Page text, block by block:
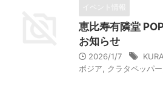
イベント情報
恵比寿有隣堂
お知らせ
2026/1/7
ボジア
クラタペッパー